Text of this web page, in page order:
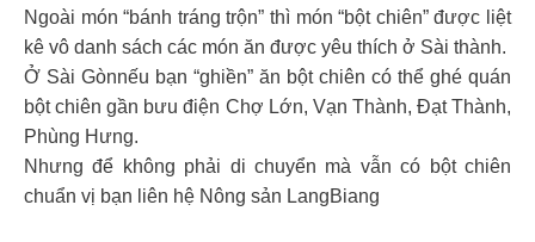
Ngoài món “bánh tráng trộn” thì món “bột chiên” được liệt
kê vô danh sách các món ăn được yêu thích ở Sài thành.
Ở Sài Gònnếu bạn “ghiền” ăn bột chiên có thể ghé quán
bột chiên gần bưu điện Chợ Lớn, Vạn Thành, Đạt Thành,
Phùng Hưng.
Nhưng để không phải di chuyển mà vẫn có bột chiên
chuẩn vị bạn liên hệ Nông sản LangBiang